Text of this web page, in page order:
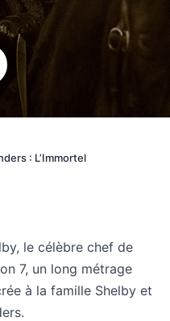
: L’Immortel
le célèbre chef de
7, un long métrage
à la famille Shelby et